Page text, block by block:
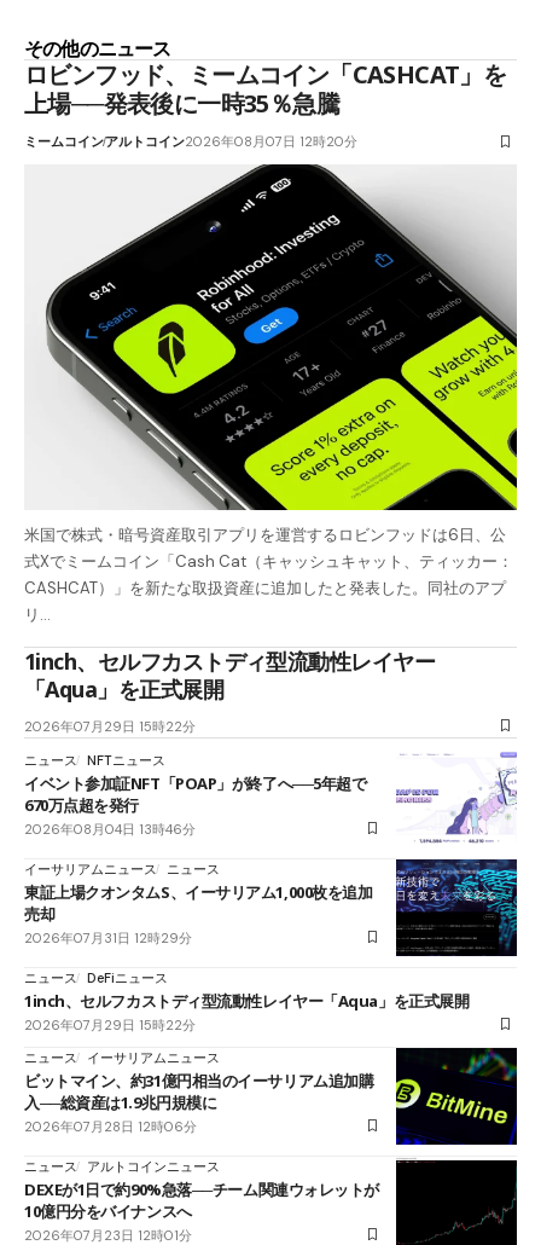
その他のニュース
ロビンフッド、ミームコイン「CASHCAT」を
上場──発表後に一時35％急騰
ミームコインアルトコイン2026年08月07日 12時20分
米国で株式・暗号資産取引アプリを運営するロビンフッドは6日、公
式Xでミームコイン「Cash Cat（キャッシュキャット、ティッカー：
CASHCAT）」を新たな取扱資産に追加したと発表した。同社のアプ
リ…
1inch、セルフカストディ型流動性レイヤー
「Aqua」を正式展開
2026年07月29日 15時22分
ニュース NFTニュース
イベント参加証NFT「POAP」が終了へ──5年超で
670万点超を発行
2026年08月04日 13時46分
イーサリアムニュース ニュース
東証上場クオンタムS、イーサリアム1,000枚を追加
売却
2026年07月31日 12時29分
ニュース DeFiニュース
1inch、セルフカストディ型流動性レイヤー「Aqua」を正式展開
2026年07月29日 15時22分
ニュース
イーサリアムニュース
ビットマイン、約31億円相当のイーサリアム追加購
入──総資産は1.9兆円規模に
2026年07月28日 12時06分
ニュース アルトコインニュース
DEXEが1日で約90%急落──チーム関連ウォレットが
10億円分をバイナンスへ
2026年07月23日 12時01分